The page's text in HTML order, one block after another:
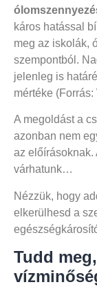
káros hatással
meg az iskolák,
szempontból.
jelenleg is
mértéke (Forrás:
A megoldást a
azonban nem
az előírásoknak.
várhatunk…
Nézzük, hogy
elkerülhesd a
Tudd